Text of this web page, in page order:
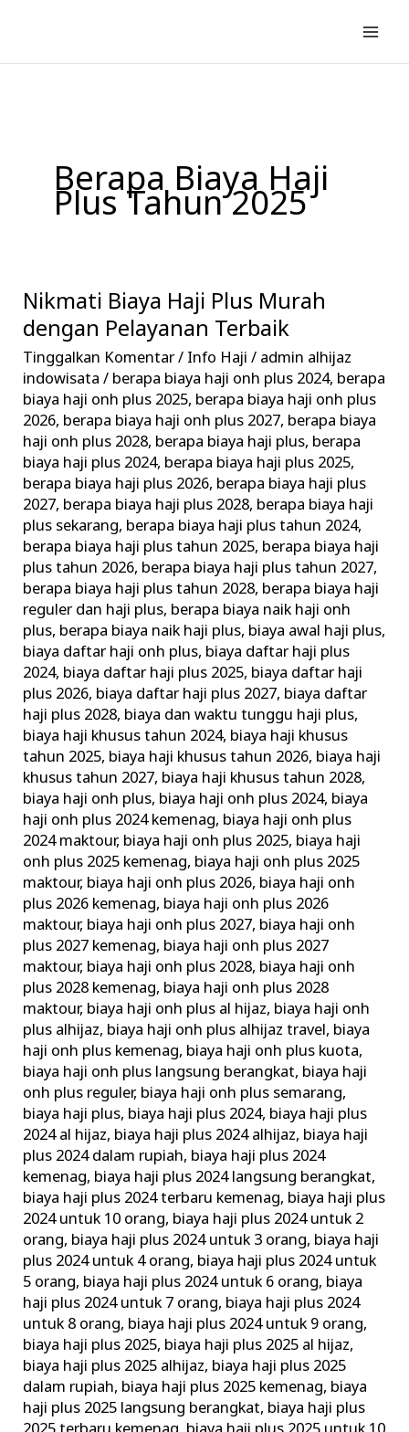
konten
Berapa Biaya Haji
Plus Tahun 2025
Nikmati Biaya Haji Plus Murah
dengan Pelayanan Terbaik
Tinggalkan Komentar/ Info Haji / admin alhijaz
indowisata/ berapa biaya haji onh plus 2024, berapa
biaya haji onh plus 2025, berapa biaya haji onh plus
2026, berapa biaya haji onh plus 2027, berapa biaya
haji onh plus 2028, berapa biaya haji plus, berapa
biaya haji plus 2024, berapa biaya haji plus 2025,
berapa biaya haji plus 2026, berapa biaya haji plus
2027, berapa biaya haji plus 2028, berapa biaya haji
plus sekarang, berapa biaya haji plus tahun 2024,
berapa biaya haji plus tahun 2025, berapa biaya haji
plus tahun 2026, berapa biaya haji plus tahun 2027,
berapa biaya haji plus tahun 2028, berapa biaya haji
reguler dan haji plus, berapa biaya naik haji onh
plus, berapa biaya naik haji plus, biaya awal haji plus,
biaya daftar haji onh plus, biaya daftar haji plus
2024, biaya daftar haji plus 2025, biaya daftar haji
plus 2026, biaya daftar haji plus 2027, biaya daftar
haji plus 2028, biaya dan waktu tunggu haji plus,
biaya haji khusus tahun 2024, biaya haji khusus
tahun 2025, biaya haji khusus tahun 2026, biaya haji
khusus tahun 2027, biaya haji khusus tahun 2028,
biaya haji onh plus, biaya haji onh plus 2024, biaya
haji onh plus 2024 kemenag, biaya haji onh plus
2024 maktour, biaya haji onh plus 2025, biaya haji
onh plus 2025 kemenag, biaya haji onh plus 2025
maktour, biaya haji onh plus 2026, biaya haji onh
plus 2026 kemenag, biaya haji onh plus 2026
maktour, biaya haji onh plus 2027, biaya haji onh
plus 2027 kemenag, biaya haji onh plus 2027
maktour, biaya haji onh plus 2028, biaya haji onh
plus 2028 kemenag, biaya haji onh plus 2028
maktour, biaya haji onh plus al hijaz, biaya haji onh
plus alhijaz, biaya haji onh plus alhijaz travel, biaya
haji onh plus kemenag, biaya haji onh plus kuota,
biaya haji onh plus langsung berangkat, biaya haji
onh plus reguler, biaya haji onh plus semarang,
biaya haji plus, biaya haji plus 2024, biaya haji plus
2024 al hijaz, biaya haji plus 2024 alhijaz, biaya haji
plus 2024 dalam rupiah, biaya haji plus 2024
kemenag, biaya haji plus 2024 langsung berangkat,
biaya haji plus 2024 terbaru kemenag, biaya haji plus
2024 untuk 10 orang, biaya haji plus 2024 untuk 2
orang, biaya haji plus 2024 untuk 3 orang, biaya haji
plus 2024 untuk 4 orang, biaya haji plus 2024 untuk
5 orang, biaya haji plus 2024 untuk 6 orang, biaya
haji plus 2024 untuk 7 orang, biaya haji plus 2024
untuk 8 orang, biaya haji plus 2024 untuk 9 orang,
biaya haji plus 2025, biaya haji plus 2025 al hijaz,
biaya haji plus 2025 alhijaz, biaya haji plus 2025
dalam rupiah, biaya haji plus 2025 kemenag, biaya
haji plus 2025 langsung berangkat, biaya haji plus
Nikmati
Biaya
Haji
Plus
Murah
dengan
Pelayanan
Terbaik